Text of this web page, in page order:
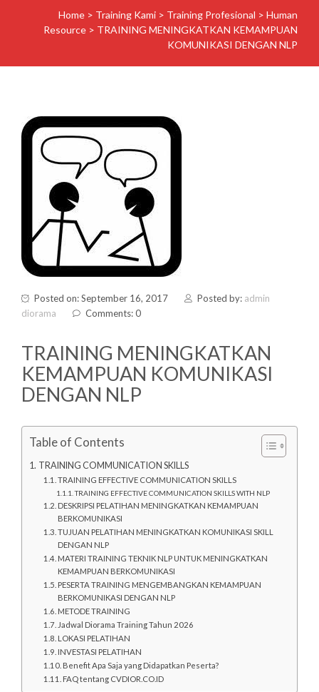
Home > Training Kami > Training Profesional > Human
Resource > TRAINING MENINGKATKAN KEMAMPUAN
KOMUNIKASI DENGAN NLP
Posted on: September 16, 2017 Posted by: admin
diorama
Comments: 0
TRAINING MENINGKATKAN
KEMAMPUAN KOMUNIKASI
DENGAN NLP
Table of Contents
TRAINING COMMUNICATION SKILLS
TRAINING EFFECTIVE COMMUNICATION SKILLS
TRAINING EFFECTIVE COMMUNICATION SKILLS WITH NLP
DESKRIPSI PELATIHAN MENINGKATKAN KEMAMPUAN
BERKOMUNIKASI
TUJUAN PELATIHAN MENINGKATKAN KOMUNIKASI SKILL
DENGAN NLP
MATERI TRAINING TEKNIK NLP UNTUK MENINGKATKAN
KEMAMPUAN BERKOMUNIKASI
PESERTA TRAINING MENGEMBANGKAN KEMAMPUAN
BERKOMUNIKASI DENGAN NLP
METODE TRAINING
Jadwal Diorama Training Tahun 2026
LOKASI PELATIHAN
INVESTASI PELATIHAN
Benefit Apa Saja yang Didapatkan Peserta?
FAQ tentang CVDIOR.CO.ID